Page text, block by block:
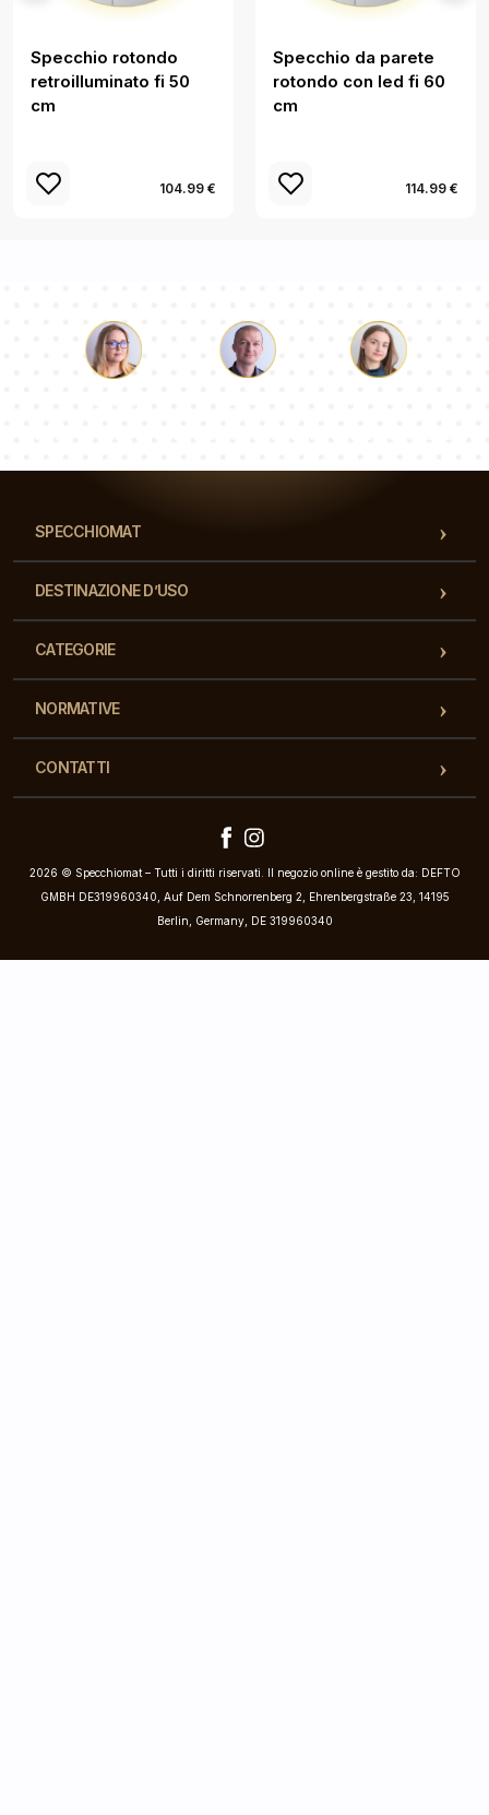
Specchio rotondo
retroilluminato fi 50
cm
104.99 €
Specchio da parete
rotondo con led fi 60
cm
114.99 €
SPECCHIOMAT
DESTINAZIONE D’USO
CATEGORIE
NORMATIVE
CONTATTI
2026 © Specchiomat – Tutti i diritti riservati. Il negozio online è gestito da: DEFTO
GMBH DE319960340, Auf Dem Schnorrenberg 2, Ehrenbergstraße 23, 14195
Berlin, Germany, DE 319960340